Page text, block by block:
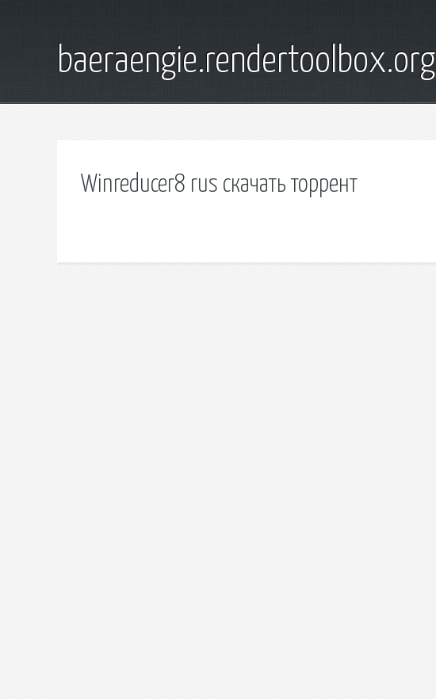
baeraengie.rendertoolbox.org
Winreducer8 rus скачать торрент